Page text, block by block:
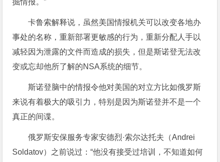
掘情报。”
卡鲁索解释说，虽然美国情报机关可以改变各地办
事处的名称，重新部署更敏感的行为，重新分配人手以
减轻因为泄露的文件而造成的损失，但是斯诺登无法改
变或忘却他所了解的NSA系统的细节。
斯诺登脑中的情报令他对美国的对立方比如俄罗斯
来说有着极大的吸引力，特别是因为斯诺登并不是一个
真正的间谍。
俄罗斯安保服务专家安德烈·索尔达托夫（Andrei
Soldatov）之前说过：“他没有接受过培训，不知道如何